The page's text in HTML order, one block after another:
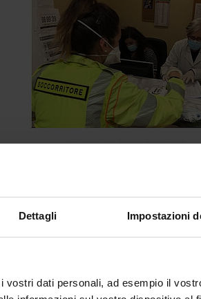
Dettagli Impostazioni
vostri dati personali, ad esempio il